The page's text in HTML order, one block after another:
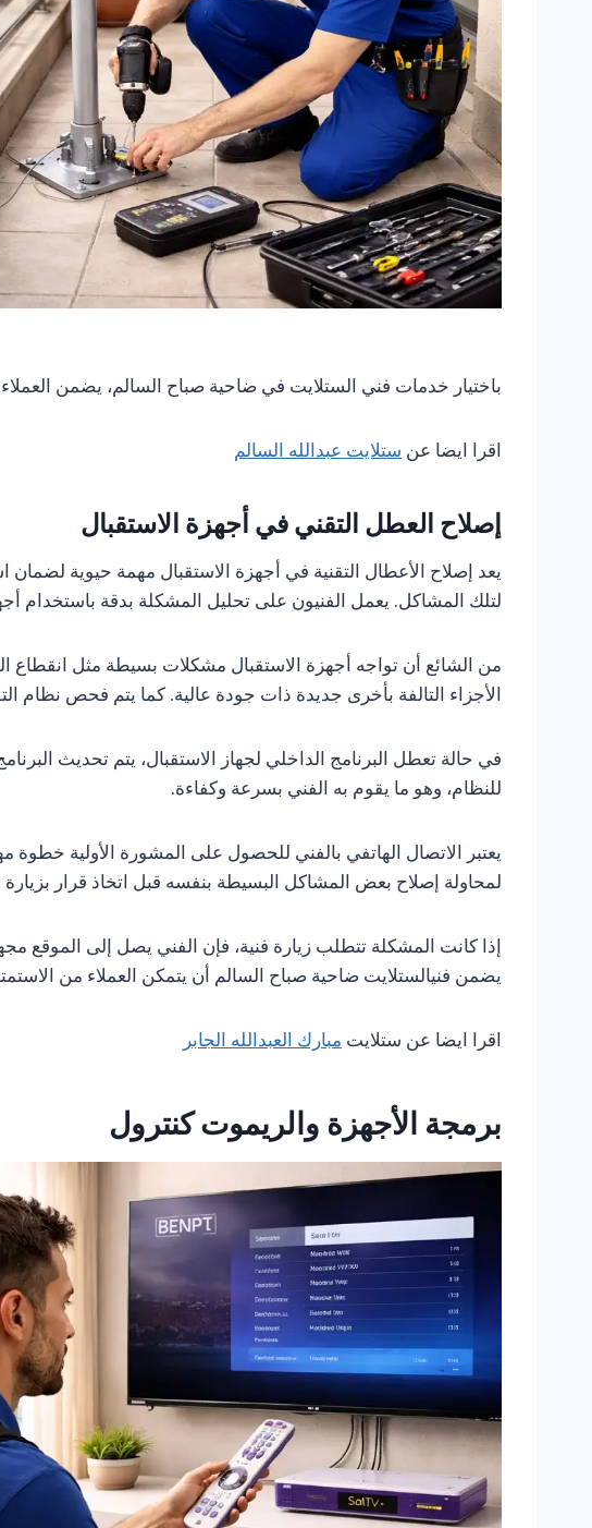
باختيار خدمات فني الستلايت في ضاحية صباح السالم، يضمن
اقرا ايضا عنستلايت عبدالله السالم
إصلاح العطل التقني في أجهزة الاستقبال
يعد إصلاح الأعطال التقنية في أجهزة الاستقبال مهمة حيوية
لتلك المشاكل. يعمل الفنيون على تحليل المشكلة بدقة باستخدام
من الشائع أن تواجه أجهزة الاستقبال مشكلات بسيطة مثل انقطاع
الأجزاء التالفة بأخرى جديدة ذات جودة عالية. كما يتم فحص
في حالة تعطل البرنامج الداخلي لجهاز الاستقبال، يتم تحديث
للنظام، وهو ما يقوم به الفني بسرعة وكفاءة.
يعتبر الاتصال الهاتفي بالفني للحصول على المشورة الأولية
لمحاولة إصلاح بعض المشاكل البسيطة بنفسه قبل اتخاذ قرار
إذا كانت المشكلة تتطلب زيارة فنية، فإن الفني يصل إلى الموقع
يضمن فنيالستلايت ضاحية صباح السالم أن يتمكن العملاء من
اقرا ايضا عن ستلايتمبارك العبدالله الجابر
برمجة الأجهزة والريموت كنترول